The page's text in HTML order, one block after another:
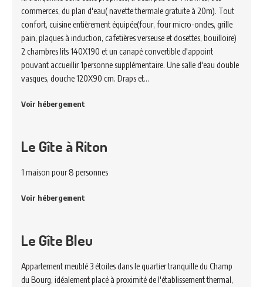
commerces, du plan d'eau( navette thermale gratuite à 20m). Tout
confort, cuisine entièrement équipée(four, four micro-ondes, grille
pain, plaques à induction, cafetières verseuse et dosettes, bouilloire)
2 chambres lits 140X190 et un canapé convertible d'appoint
pouvant accueillir 1personne supplémentaire. Une salle d'eau double
vasques, douche 120X90 cm. Draps et…
Voir hébergement
Le Gîte à Riton
1 maison pour 8 personnes
Voir hébergement
Le Gîte Bleu
Appartement meublé 3 étoiles dans le quartier tranquille du Champ
du Bourg, idéalement placé à proximité de l'établissement thermal,